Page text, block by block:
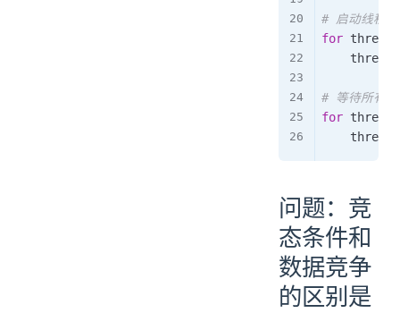
# 启动线程
for thread
    thread
# 等待所有
for thread
    thread
问题：竞
态条件和
数据竞争
的区别是